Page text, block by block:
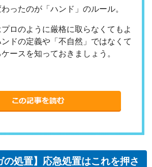
ったのが「ハンド」のルール。
ロのように厳格に取らなくてもよ
ンドの定義や「不自然」ではなくて
ースを知っておきましょう。
の処置】応急処置はこれを押さ